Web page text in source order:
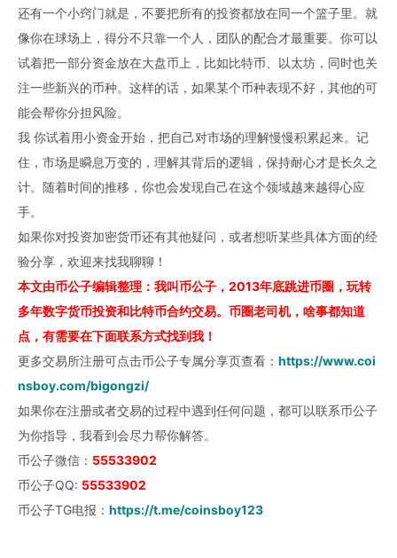
还有一个小窍门就是，不要把所有的投资都放在同一个篮子里。就
像你在球场上，得分不只靠一个人，团队的配合才最重要。你可以
试着把一部分资金放在大盘币上，比如比特币、以太坊，同时也关
注一些新兴的币种。这样的话，如果某个币种表现不好，其他的可
能会帮你分担风险。
我 你试着用小资金开始，把自己对市场的理解慢慢积累起来。记
住，市场是瞬息万变的，理解其背后的逻辑，保持耐心才是长久之
计。随着时间的推移，你也会发现自己在这个领域越来越得心应
手。
如果你对投资加密货币还有其他疑问，或者想听某些具体方面的经
验分享，欢迎来找我聊聊！
本文由币公子编辑整理：我叫币公子，2013年底跳进币圈，玩转
多年数字货币投资和比特币合约交易。币圈老司机，啥事都知道
点，有需要在下面联系方式找到我！
更多交易所注册可点击币公子专属分享页查看： https://www.coi
nsboy.com/bigongzi/
如果你在注册或者交易的过程中遇到任何问题，都可以联系币公子
为你指导，我看到会尽力帮你解答。
币公子微信： 55533902
币公子QQ: 55533902
币公子TG电报： https://t.me/coinsboy123